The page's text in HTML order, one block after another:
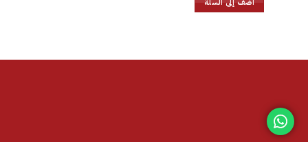
أضف إلى السلة